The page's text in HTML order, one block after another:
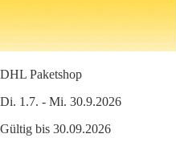
DHL Paketshop
Di. 1.7. - Mi. 30.9.2026
Gültig bis 30.09.2026